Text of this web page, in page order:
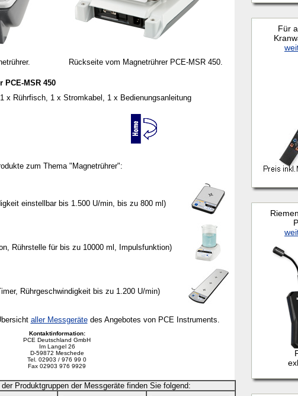
Rückseite vom Magnetrührer PCE-MSR 450.
PCE-MSR 450
x Rührfisch, 1 x Stromkabel, 1 x Bedienungsanleitung
zum Thema "Magnetrührer":
einstellbar bis 1.500 U/min, bis zu 800 ml)
Rührstelle für bis zu 10000 ml, Impulsfunktion)
Rührgeschwindigkeit bis zu 1.200 U/min)
aller Messgerätedes Angebotes von PCE Instruments.
Kontaktinformation:
PCE Deutschland GmbH
Im Langel 26
D-59872 Meschede
Tel. 02903 / 976 99 0
Fax 02903 976 9929
Produktgruppen der Messgeräte finden Sie folgend: